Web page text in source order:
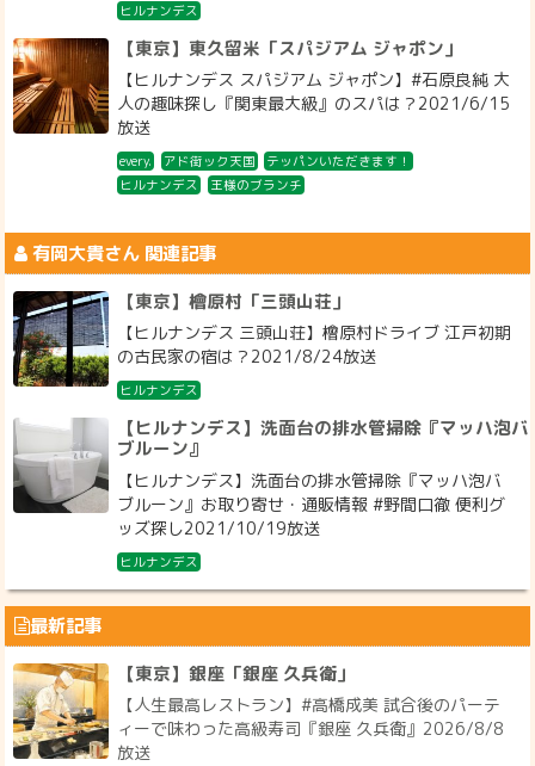
ヒルナンデス
【東京】東久留米「スパジアム ジャポン」
【ヒルナンデス スパジアム ジャポン】#石原良純 大
人の趣味探し『関東最大級』のスパは？2021/6/15
放送
every. アド街ック天国
テッパンいただきます！
ヒルナンデス
王様のブランチ
有岡大貴さん 関連記事
【東京】檜原村「三頭山荘」
【ヒルナンデス 三頭山荘】檜原村ドライブ 江戸初期
の古民家の宿は？2021/8/24放送
ヒルナンデス
【ヒルナンデス】洗面台の排水管掃除『マッハ泡バ
ブルーン』
【ヒルナンデス】洗面台の排水管掃除『マッハ泡バ
ブルーン』お取り寄せ・通販情報 #野間口徹 便利グ
ッズ探し2021/10/19放送
ヒルナンデス
最新記事
【東京】銀座「銀座 久兵衛」
【人生最高レストラン】#高橋成美 試合後のパーテ
ィーで味わった高級寿司『銀座 久兵衛』2026/8/8
放送